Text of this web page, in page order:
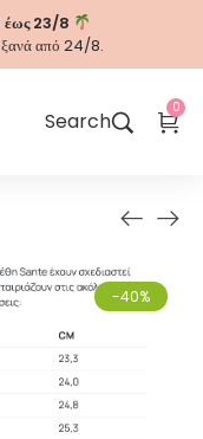
έως 23/8
ξανά από 24/8.
Search
0
-40%